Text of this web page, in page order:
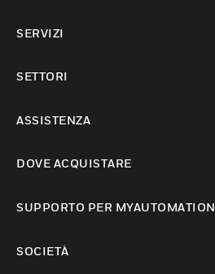
SERVIZI
SETTORI
ASSISTENZA
DOVE ACQUISTARE
SUPPORTO PER MYAUTOMATION
SOCIETÀ